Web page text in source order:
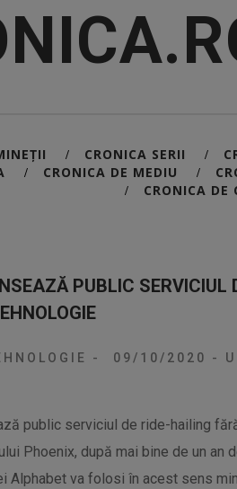
/ CRONICA SERII /
/ CRONICA DE MEDIU /
/ CRONICA DE
PUBLIC SERVICIUL
- 09/10/2020 -
public serviciul de ride-hailing
Phoenix, după mai bine de un an
Alphabet va folosi în acest sens